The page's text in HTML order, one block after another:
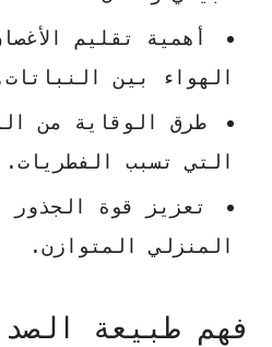
أهمية تقليم
الهواء بين
طرق الوقاية من
التي تسبب الفطريات.
تعزيز قوة الجذور
المنزلي المتوازن.
فهم طبيعة